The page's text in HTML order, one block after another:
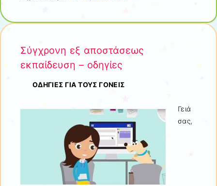
Σύγχρονη εξ αποστάσεως
εκπαίδευση – οδηγίες
ΟΔΗΓΙΕΣ ΓΙΑ ΤΟΥΣ ΓΟΝΕΙΣ
Γειά
σας,